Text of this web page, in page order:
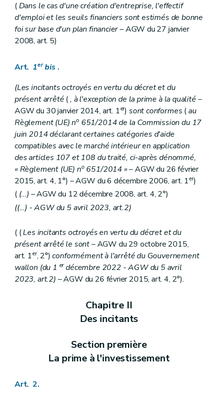
(Dans le cas d'une création d'entreprise, l'effectif
d'emploi et les seuils financiers sont estimés de bonne
foi sur base d'un plan financier– AGW du 27 janvier
2008, art. 5)
Art. 1er bis .
(Les incitants octroyés en vertu du décret et du
présent arrêté (, à l'exception de la prime à la qualité –
AGW du 30 janvier 2014, art. 1er) sont conformes (au
Règlement (UE) no 651/2014 de la Commission du 17
juin 2014 déclarant certaines catégories d'aide
compatibles avec le marché intérieur en application
des articles 107 et 108 du traité, ci-après dénommé,
« Règlement (UE) no 651/2014 »– AGW du 26 février
2015, art. 4, 1°) – AGW du 6 décembre 2006, art. 1er)
( (...) – AGW du 12 décembre 2008, art. 4, 2°)
((...) - AGW du 5 avril 2023, art.2)
( (Les incitants octroyés en vertu du décret et du
présent arrêté le sont– AGW du 29 octobre 2015,
art. 1er, 2°)conformément à l'arrêté du Gouvernement
wallon (du 1 erdécembre 2022 - AGW du 5 avril
2023, art.2) – AGW du 26 février 2015, art. 4, 2°).
Chapitre II
Des incitants
Section première
La prime à l'investissement
Art. 2.